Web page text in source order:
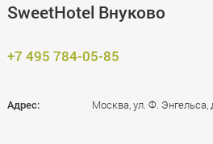
SweetHotel Внуково
+7 495 784-05-85
Адрес: Москва, ул. Ф. Энгельса,